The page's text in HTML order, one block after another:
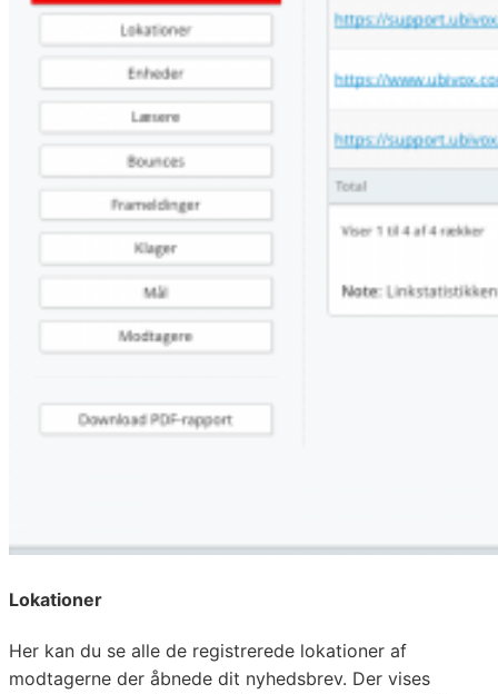
Lokationer
Her kan du se alle de registrerede lokationer af
modtagerne der åbnede dit nyhedsbrev. Der vises